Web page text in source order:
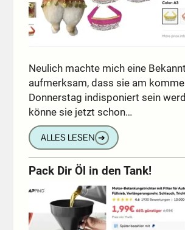
Neulich machte mich eine
aufmerksam, dass sie am
Donnerstag indisponiert sein
könne sie jetzt schon…
ALLES LESEN ➔
Pack Dir Öl in den Tank!